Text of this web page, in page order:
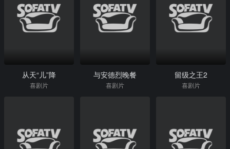
从天“儿”降
喜剧片
与安德烈晚餐
喜剧片
留级之王2
喜剧片